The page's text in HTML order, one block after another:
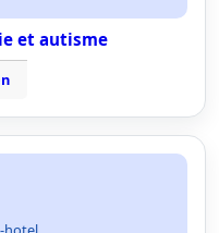
et autisme